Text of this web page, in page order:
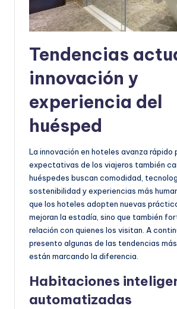
Tendencias
innovación y
experiencia del
huésped
La innovación en hoteles avanza rápido
expectativas de los viajeros también
huéspedes buscan comodidad,
sostenibilidad y experiencias más
que los hoteles adopten nuevas
mejoran la estadía, sino que también
relación con quienes los visitan. A
presento algunas de las tendencias
están marcando la diferencia.
Habitaciones
automatizadas